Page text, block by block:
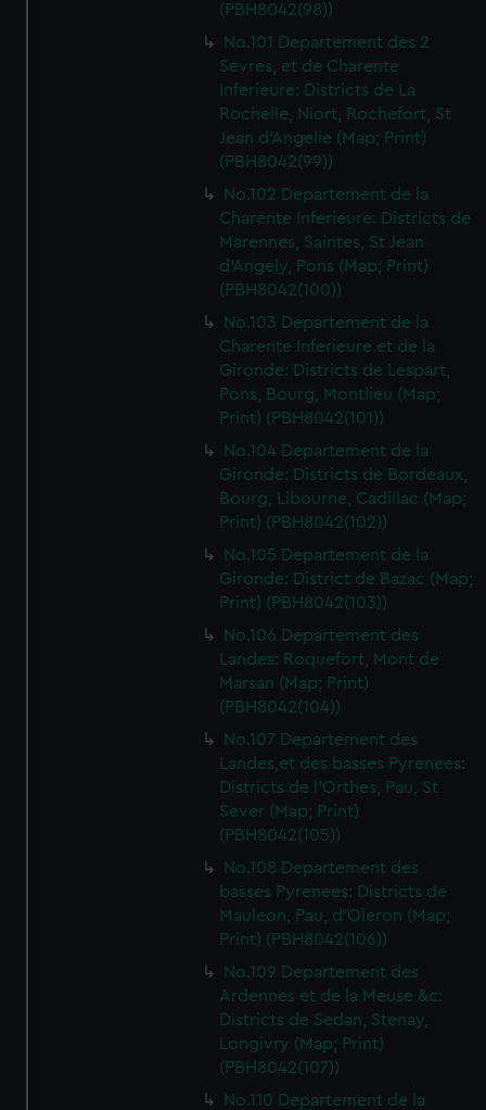
(PBH8042(98))
No.101 Departement des 2
Sevres, et de Charente
Inferieure: Districts de La
Rochelle, Niort, Rochefort, St
Jean d'Angelie (Map; Print)
(PBH8042(99))
No.102 Departement de la
Charente Inferieure: Districts de
Marennes, Saintes, St Jean
d'Angely, Pons (Map; Print)
(PBH8042(100))
No.103 Departement de la
Charente Inferieure et de la
Gironde: Districts de Lespart,
Pons, Bourg, Montlieu (Map;
Print) (PBH8042(101))
No.104 Departement de la
Gironde: Districts de Bordeaux,
Bourg, Libourne, Cadillac (Map;
Print) (PBH8042(102))
No.105 Departement de la
Gironde: District de Bazac (Map;
Print) (PBH8042(103))
No.106 Departement des
Landes: Roquefort, Mont de
Marsan (Map; Print)
(PBH8042(104))
No.107 Departement des
Landes,et des basses Pyrenees:
Districts de l'Orthes, Pau, St
Sever (Map; Print)
(PBH8042(105))
No.108 Departement des
basses Pyrenees: Districts de
Mauleon, Pau, d'Oleron (Map;
Print) (PBH8042(106))
No.109 Departement des
Ardennes et de la Meuse &c:
Districts de Sedan, Stenay,
Longivry (Map; Print)
(PBH8042(107))
No.110 Departement de la